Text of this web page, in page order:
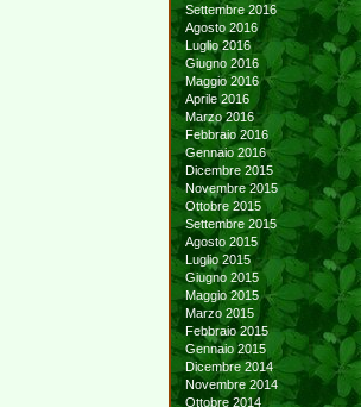
Settembre 2016
Agosto 2016
Luglio 2016
Giugno 2016
Maggio 2016
Aprile 2016
Marzo 2016
Febbraio 2016
Gennaio 2016
Dicembre 2015
Novembre 2015
Ottobre 2015
Settembre 2015
Agosto 2015
Luglio 2015
Giugno 2015
Maggio 2015
Marzo 2015
Febbraio 2015
Gennaio 2015
Dicembre 2014
Novembre 2014
Ottobre 2014